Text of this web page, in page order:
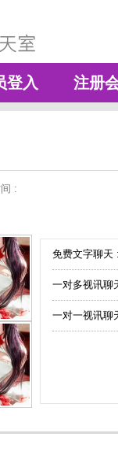
登入 注册
:
免费文字聊天 :
一对多视讯聊
一对一视讯聊